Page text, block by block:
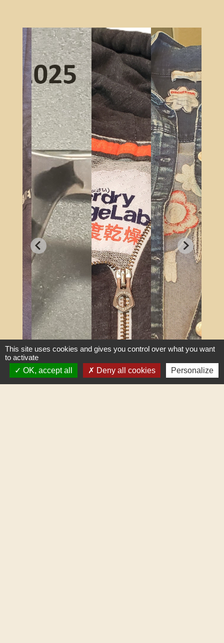
This site uses cookies and gives you control over what you want
to activate
OK, accept all
Deny all cookies Personalize